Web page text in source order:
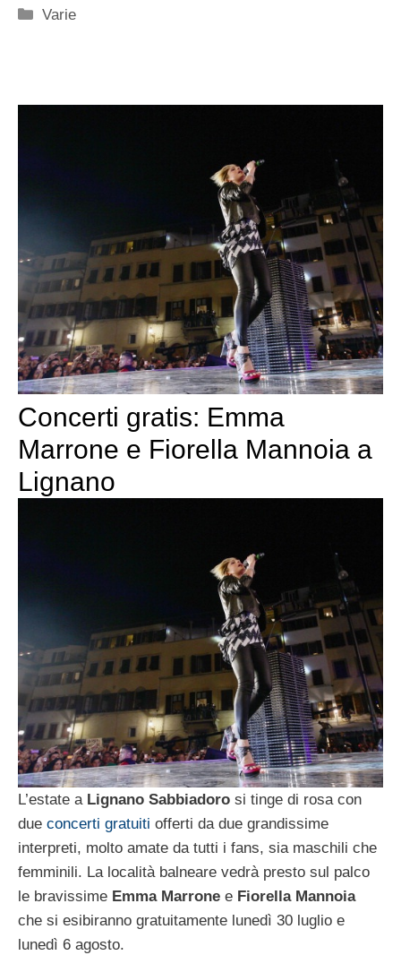
Categorie
Varie
Concerti gratis: Emma
Marrone e Fiorella Mannoia a
Lignano
L’estate a Lignano Sabbiadoro si tinge di rosa con
due concerti gratuiti offerti da due grandissime
interpreti, molto amate da tutti i fans, sia maschili che
femminili. La località balneare vedrà presto sul palco
le bravissime Emma Marrone e Fiorella Mannoia
che si esibiranno gratuitamente lunedì 30 luglio e
lunedì 6 agosto.